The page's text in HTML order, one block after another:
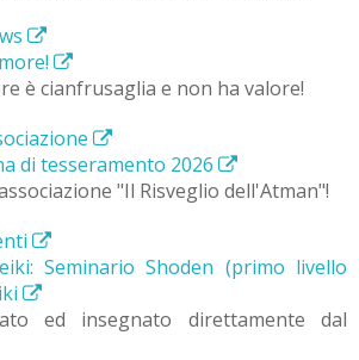
è cianfrusaglia e non ha valore!
di tesseramento 2026
"Il Risveglio dell'Atman"!
Seminario Shoden (primo livello
ed insegnato direttamente dal